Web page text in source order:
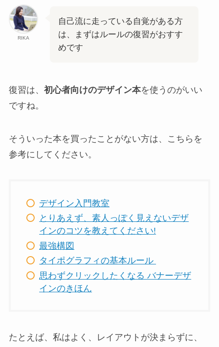
RIKA
自己流に走っている自覚がある方
は、まずはルールの復習がおすす
めです
復習は、 初心者向けのデザイン本を使うのがいい
ですね。
そういった本を買ったことがない方は、こちらを
参考にしてください。
デザイン入門教室
とりあえず、素人っぽく見えないデザ
インのコツを教えてください!
最強構図
タイポグラフィの基本ルール
思わずクリックしたくなる バナーデザ
インのきほん
たとえば、私はよく、レイアウトが決まらずに、